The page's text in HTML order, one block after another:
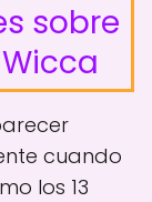
sobre
cuando
los 13